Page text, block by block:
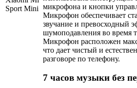
микрофона и кнопки
Микрофон обеспечивает
звучание и превосходный
шумоподавления во время
Микрофон расположен
что дает чистый и
разговоре по телефону.
7 часов музыки без